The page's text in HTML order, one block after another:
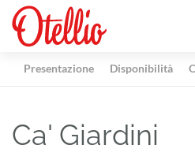
Presentazione Disponibilità
Ca' Giardini